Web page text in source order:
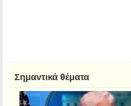
Σημαντικά θέματα